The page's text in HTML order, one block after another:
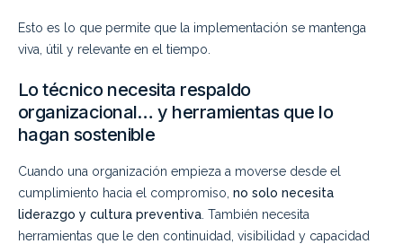
Esto es lo que permite que la implementación se mantenga
viva, útil y relevante en el tiempo.
Lo técnico necesita respaldo
organizacional… y herramientas que lo
hagan sostenible
Cuando una organización empieza a moverse desde el
cumplimiento hacia el compromiso, no solo necesita
liderazgo y cultura preventiva . También necesita
herramientas que le den continuidad, visibilidad y capacidad